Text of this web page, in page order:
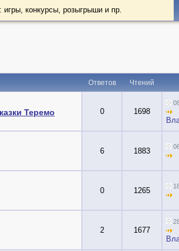
игры, конкурсы, розыгрыши и пр.
Ответов Чтений
Теремо 0 1698
6 1883
0 1265
2 1677